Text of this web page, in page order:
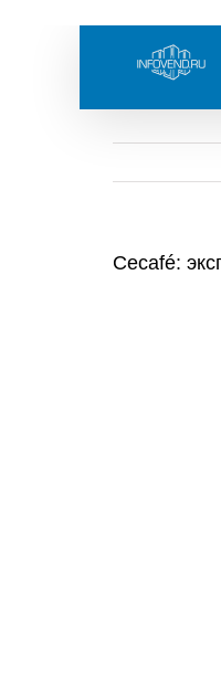
content
Cecafé: